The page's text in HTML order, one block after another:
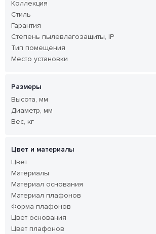
Коллекция
Стиль
Гарантия
Степень пылевлагозащиты, IP
Тип помещения
Место установки
Размеры
Высота, мм
Диаметр, мм
Вес, кг
Цвет и материалы
Цвет
Материалы
Материал основания
Материал плафонов
Форма плафонов
Цвет основания
Цвет плафонов